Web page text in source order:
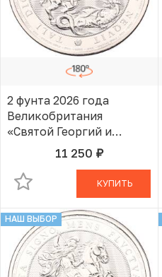
2 фунта 2026 года
Великобритания
«Святой Георгий и
Дракон»11 250 руб.
В КОРЗИНЕ
КУПИТЬ
НАШ ВЫБОР